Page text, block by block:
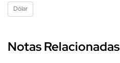
Dólar
Notas Relacionadas